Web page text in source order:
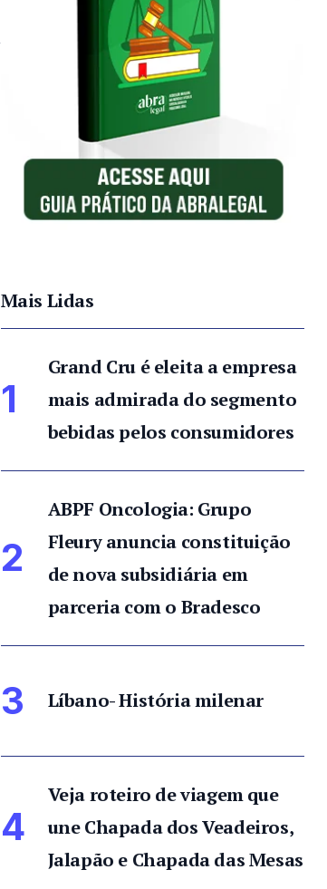
Mais Lidas
1
Grand Cru é eleita a empresa
mais admirada do segmento
bebidas pelos consumidores
2
ABPF Oncologia: Grupo
Fleury anuncia constituição
de nova subsidiária em
parceria com o Bradesco
3 Líbano- História milenar
4
Veja roteiro de viagem que
une Chapada dos Veadeiros,
Jalapão e Chapada das Mesas